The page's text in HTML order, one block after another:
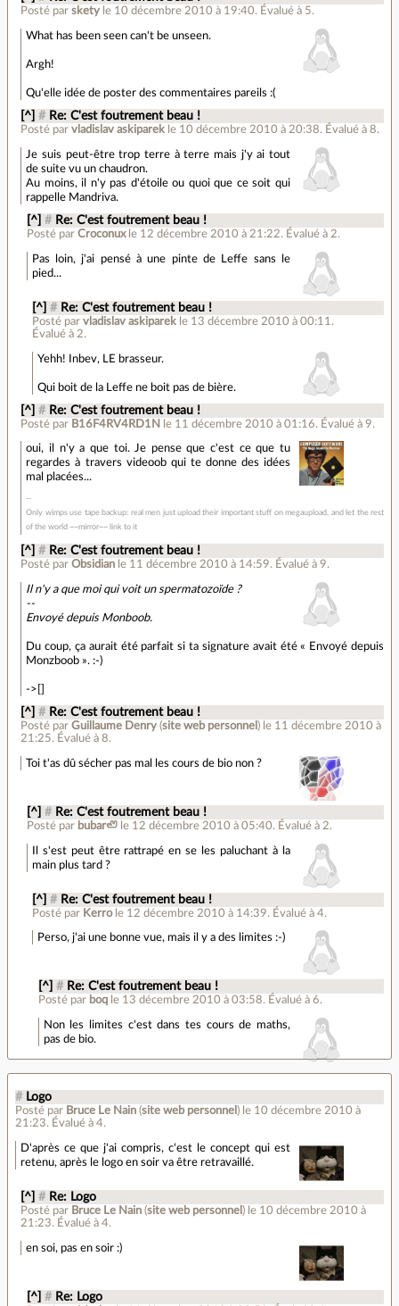
Posté parskety le 10 décembre 2010 à 19:40. Évalué à 5.
What has been seen can't be unseen.
Argh!
Qu'elle idée de poster des commentaires pareils :(
[^] # Re: C'est foutrement beau !
Posté parvladislav askiparek le 10 décembre 2010 à 20:38. Évalué à8.
Je suis peut-être trop terre à terre mais j'y ai tout
de suite vu un chaudron.
Au moins, il n'y pas d'étoile ou quoi que ce soit qui
rappelle Mandriva.
[^] # Re: C'est foutrement beau !
Posté par Croconux le 12 décembre 2010 à 21:22. Évalué à 2.
Pas loin, j'ai pensé à une pinte de Leffe sans le
pied...
[^] # Re: C'est foutrement beau !
Posté parvladislav askiparek le 13 décembre 2010 à 00:11 .
Évalué à 2.
Yehh! Inbev, LE brasseur.
Qui boit de la Leffe ne boit pas de bière.
[^] # Re: C'est foutrement beau !
Posté par B16F4RV4RD1N le 11 décembre 2010 à 01:16. Évalué à9.
oui, il n'y a que toi. Je pense que c'est ce que tu
regardes à travers videoob qui te donne des idées
mal placées...
Only wimps use tape backup: real men just upload their important stuff on megaupload, and let the rest
of the world ~~mirror~~ link to it
[^] # Re: C'est foutrement beau !
Posté parObsidian le 11 décembre 2010 à 14:59. Évalué à9.
Il n'y a que moi qui voit un spermatozoïde ?
--
Envoyé depuis Monboob.
Du coup, ça aurait été parfait si ta signature avait été « Envoyé depuis
Monzboob ». :-)
->[]
[^] # Re: C'est foutrement beau !
Posté parGuillaume Denry (site web personnel ) le 11 décembre 2010 à
21:25. Évalué à8.
Toi t'as dû sécher pas mal les cours de bio non ?
[^] # Re: C'est foutrement beau !
Posté par bubar🦥 le 12 décembre 2010 à 05:40. Évalué à 2.
Il s'est peut être rattrapé en se les paluchant à la
main plus tard ?
[^] # Re: C'est foutrement beau !
Posté par Kerro le 12 décembre 2010 à 14:39. Évalué à4.
Perso, j'ai une bonne vue, mais il y a des limites :-)
[^] # Re: C'est foutrement beau !
Posté par boq le 13 décembre 2010 à 03:58. Évalué à 6.
Non les limites c'est dans tes cours de maths,
pas de bio.
# Logo
Posté par Bruce Le Nain (site web personnel ) le 10 décembre 2010 à
21:23. Évalué à 4.
D'après ce que j'ai compris, c'est le concept qui est
retenu, après le logo en soir va être retravaillé.
[^] # Re: Logo
Posté par Bruce Le Nain (site web personnel ) le 10 décembre 2010 à
21:23. Évalué à4.
en soi, pas en soir :)
[^] # Re: Logo